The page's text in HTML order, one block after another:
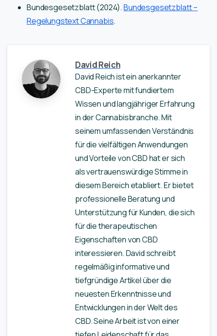
Bundesgesetzblatt (2024).Bundesgesetzblatt –
Regelungstext Cannabis.
David Reich
David Reich ist ein anerkannter
CBD-Experte mit fundiertem
Wissen und langjähriger Erfahrung
in der Cannabisbranche. Mit
seinem umfassenden Verständnis
für die vielfältigen Anwendungen
und Vorteile von CBD hat er sich
als vertrauenswürdige Stimme in
diesem Bereich etabliert. Er bietet
professionelle Beratung und
Unterstützung für Kunden, die sich
für die therapeutischen
Eigenschaften von CBD
interessieren. David schreibt
regelmäßig informative und
tiefgründige Artikel über die
neuesten Erkenntnisse und
Entwicklungen in der Welt des
CBD. Seine Arbeit ist von einer